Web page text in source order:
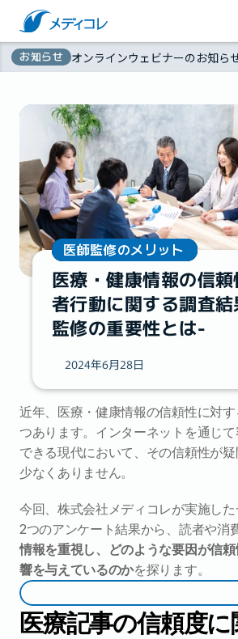
お知らせ オンラインウェビナーのお知ら
お問い合わせ
無 資料ダウンロード
医師監修のメリット
医療・健康情報の信
者行動に関する調査
監修の重要性とは-
2024年6月28日
近年、医療・健康情報の信頼性に対
つあります。インターネットを通じ
できる現代において、その信頼性が
少なくありません。
今回、株式会社メディコレが実施し
2つのアンケート結果から、読者や消
情報を重視し、どのような要因が信
響を与えているのかを探ります。
医療記事の信頼度